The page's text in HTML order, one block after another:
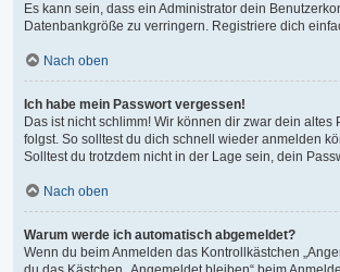
Es kann sein, dass ein Administrator dein
Datenbankgröße zu verringern. Registriere dich
Nach oben
Ich habe mein Passwort vergessen!
Das ist nicht schlimm! Wir können dir zwar dein
folgst. So solltest du dich schnell wieder anmelden
Solltest du trotzdem nicht in der Lage sein, dein
Nach oben
Warum werde ich automatisch abgemeldet?
Wenn du beim Anmelden das Kontrollkästchen